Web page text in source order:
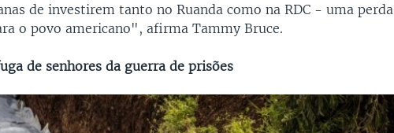
de investirem tanto no Ruanda como na RDC - uma perda
o povo americano", afirma Tammy Bruce.
de senhores da guerra de prisões